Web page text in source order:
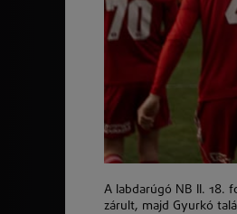
A labdarúgó NB II. 18.
zárult, majd Gyurkó